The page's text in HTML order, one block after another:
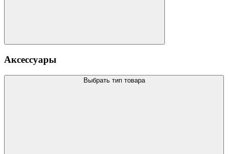
Аксессуары
Выбрать тип товара